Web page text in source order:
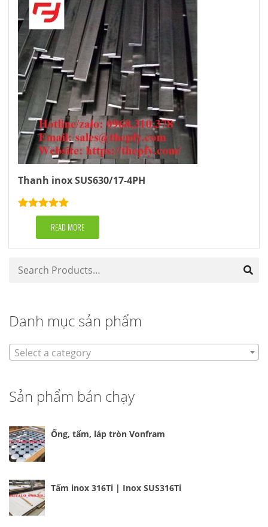
Thanh inox SUS630/17-4PH
Rated5.00
out of 5READ MORE
Danh mục sản phẩm
Select a category
Sản phẩm bán chạy
Ống, tấm, láp tròn Vonfram
Tấm inox 316Ti | Inox SUS316Ti